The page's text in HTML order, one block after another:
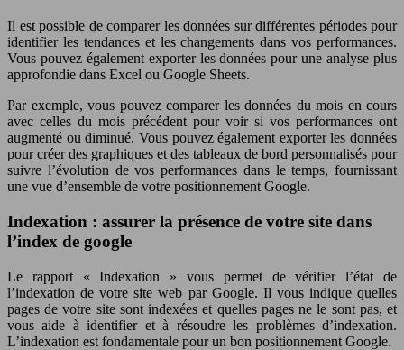
Il est possible de comparer les données sur différentes périodes pour
identifier les tendances et les changements dans vos performances.
Vous pouvez également exporter les données pour une analyse plus
approfondie dans Excel ou Google Sheets.
Par exemple, vous pouvez comparer les données du mois en cours
avec celles du mois précédent pour voir si vos performances ont
augmenté ou diminué. Vous pouvez également exporter les données
pour créer des graphiques et des tableaux de bord personnalisés pour
suivre l’évolution de vos performances dans le temps, fournissant
une vue d’ensemble de votre positionnement Google.
Indexation : assurer la présence de votre site dans
l’index de google
Le rapport « Indexation » vous permet de vérifier l’état de
l’indexation de votre site web par Google. Il vous indique quelles
pages de votre site sont indexées et quelles pages ne le sont pas, et
vous aide à identifier et à résoudre les problèmes d’indexation.
L’indexation est fondamentale pour un bon positionnement Google.